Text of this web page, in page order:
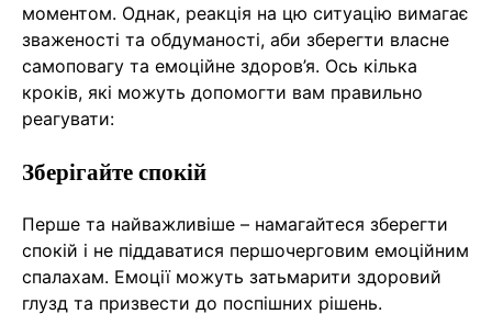
моментом. Однак, реакція на цю ситуацію вимагає
зваженості та обдуманості, аби зберегти власне
самоповагу та емоційне здоров’я. Ось кілька
кроків, які можуть допомогти вам правильно
реагувати:
Зберігайте спокій
Перше та найважливіше – намагайтеся зберегти
спокій і не піддаватися першочерговим емоційним
спалахам. Емоції можуть затьмарити здоровий
глузд та призвести до поспішних рішень.